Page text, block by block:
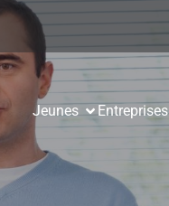
Jeunes Entreprises